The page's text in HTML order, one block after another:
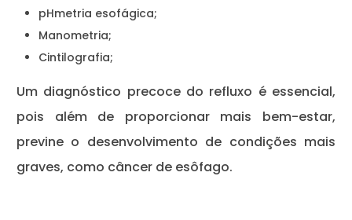
pHmetria esofágica;
Manometria;
Cintilografia;
Um diagnóstico precoce do refluxo é essencial,
pois além de proporcionar mais bem-estar,
previne o desenvolvimento de condições mais
graves, como câncer de esôfago.